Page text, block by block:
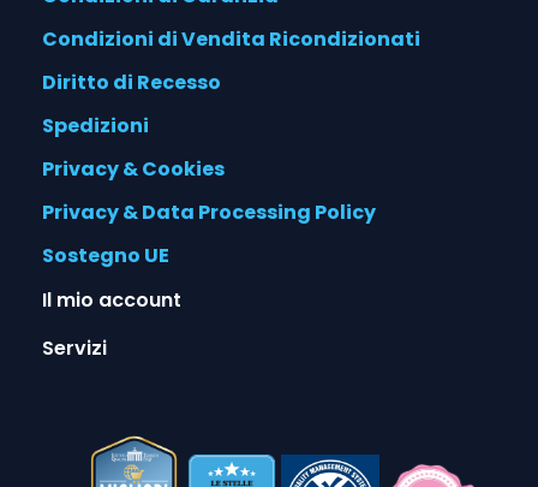
Condizioni di Vendita Ricondizionati
Diritto di Recesso
Spedizioni
Privacy & Cookies
Privacy & Data Processing Policy
Sostegno UE
Il mio account
Servizi